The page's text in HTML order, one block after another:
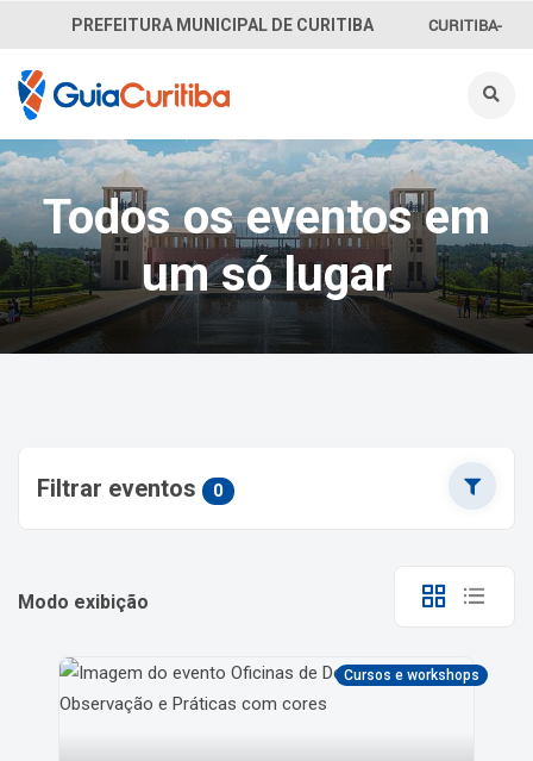
PREFEITURA MUNICIPAL DE CURITIBA CURITIBA-
INFORMAÇÃO
SECRETARIAS
Todos os eventos em
um só lugar
Filtrar eventos 0
Modo exibição
Cursos e workshops